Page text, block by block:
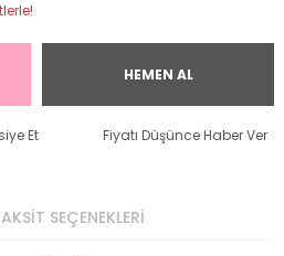
HEMEN AL
Et Fiyatı Düşünce Haber Ver
SEÇENEKLERİ